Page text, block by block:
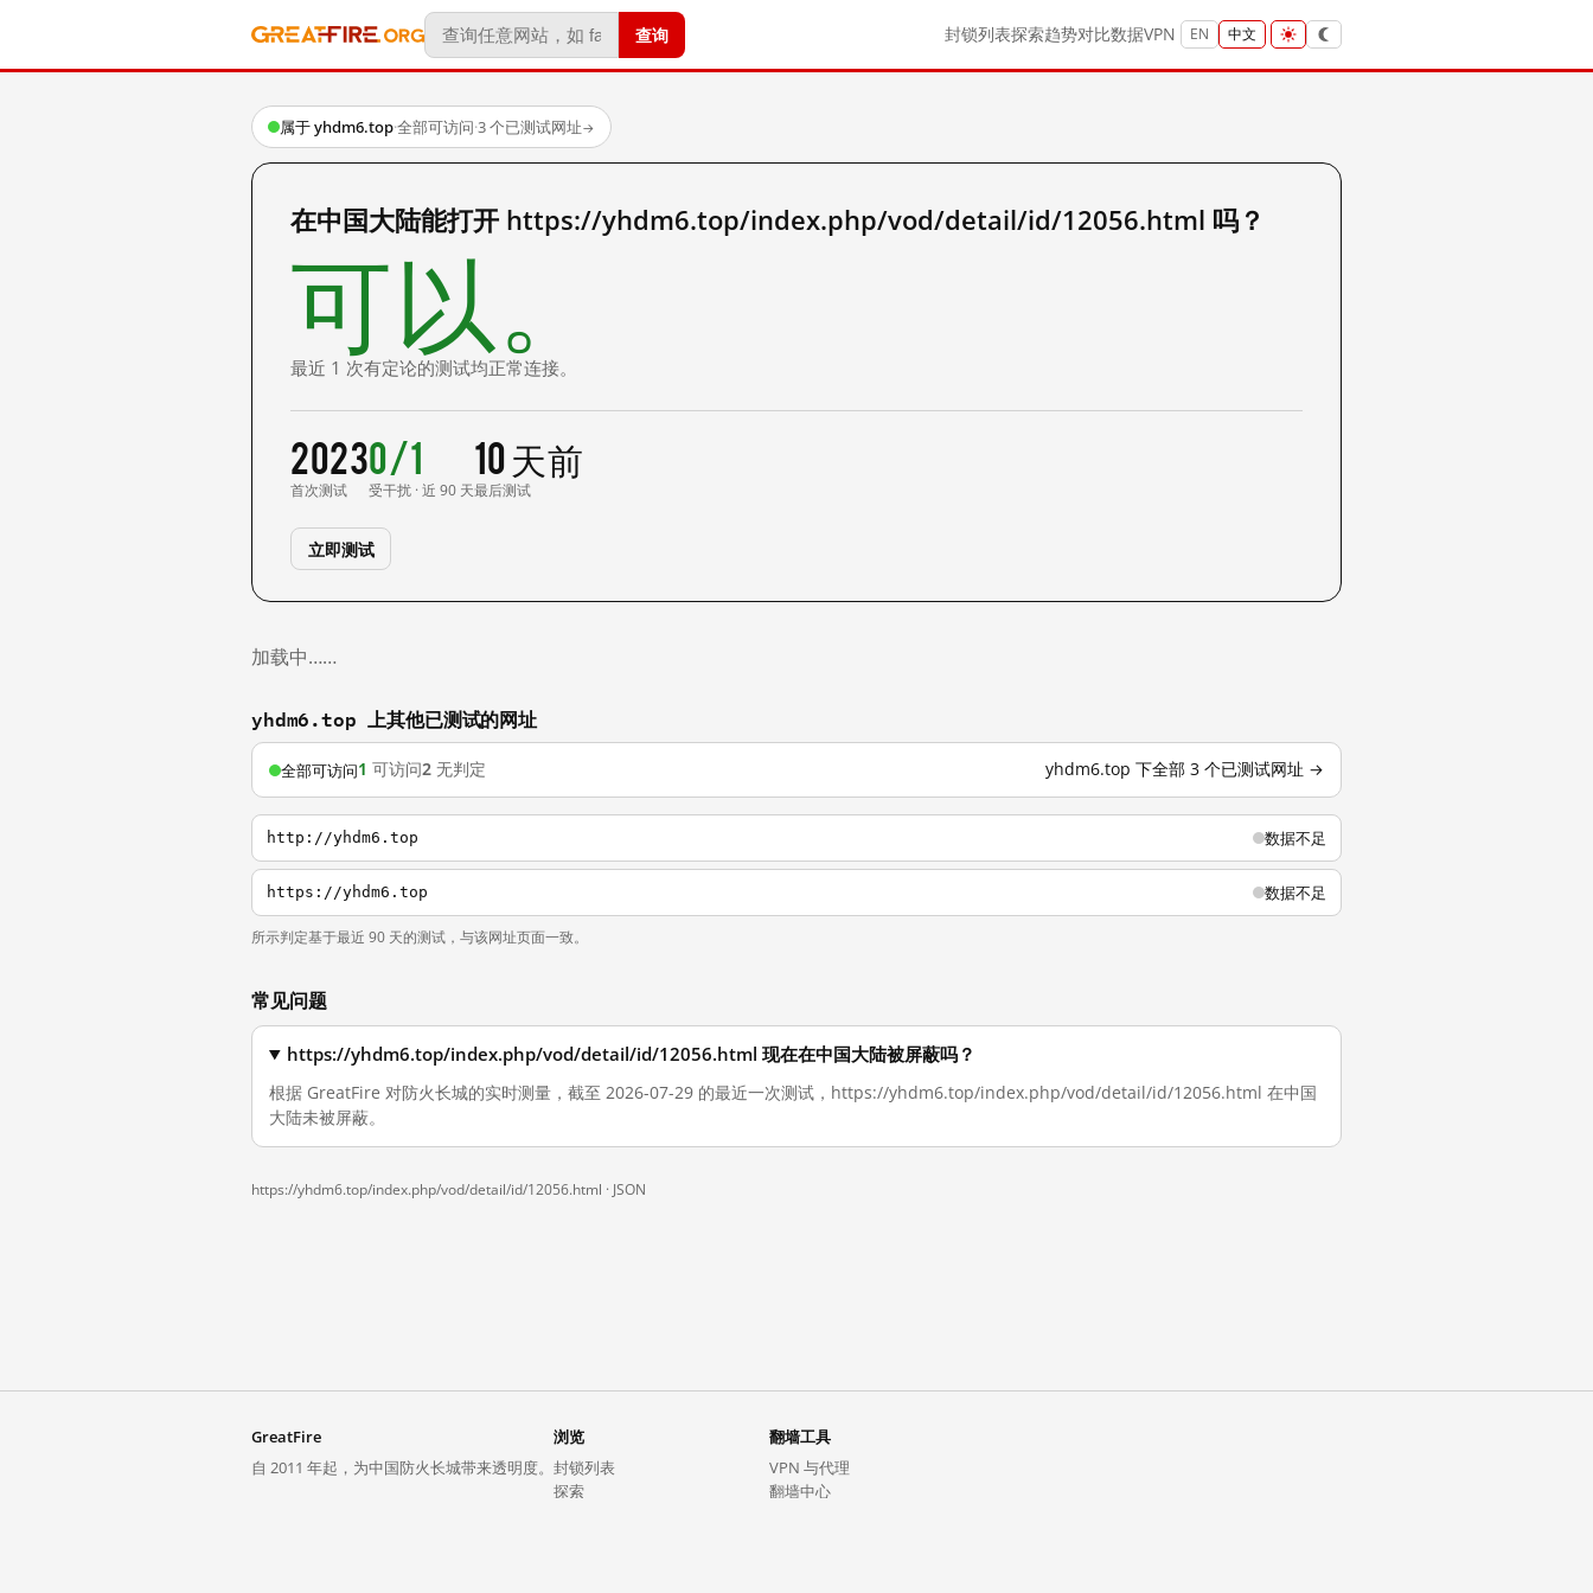
查询 封锁列表探索趋势对比数据VPN EN 中文
属于 yhdm6.top·全部可访问·3 个已测试网址→
在中国大陆能打开 https://yhdm6.top/index.php/vod/detail/id/12056.html 吗？
可以。
最近 1 次有定论的测试均正常连接。
2023
首次测试
0/1
受干扰 · 近 90 天
10 天前
最后测试
立即测试
加载中……
yhdm6.top 上其他已测试的网址
全部可访问1 可访问2 无判定 yhdm6.top 下全部 3 个已测试网址 →
http://yhdm6.top 数据不足
https://yhdm6.top 数据不足
所示判定基于最近 90 天的测试，与该网址页面一致。
常见问题
https://yhdm6.top/index.php/vod/detail/id/12056.html 现在在中国大陆被屏蔽吗？
根据 GreatFire 对防火长城的实时测量，截至 2026-07-29 的最近一次测试，https://yhdm6.top/index.php/vod/detail/id/12056.html 在中国
大陆未被屏蔽。
https://yhdm6.top/index.php/vod/detail/id/12056.html · JSON
GreatFire
自 2011 年起，为中国防火长城带来透明度。
浏览
封锁列表
探索
翻墙工具
VPN 与代理
翻墙中心